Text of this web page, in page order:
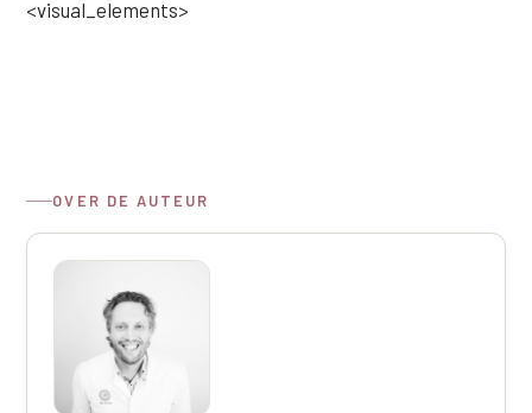
<visual_elements>
OVER DE AUTEUR